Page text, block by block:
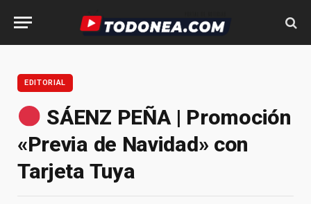
EDITORIAL
SÁENZ PEÑA | Promoción
«Previa de Navidad» con
Tarjeta Tuya